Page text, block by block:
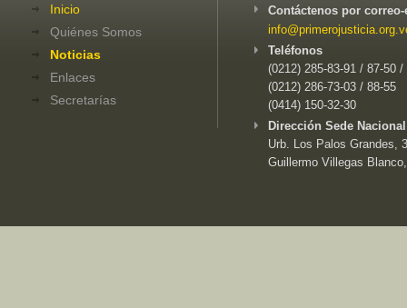
Inicio
Quiénes Somos
Noticias
Enlaces
Secretarías
Contáctenos por
Teléfonos
(0212) 285-83-91 / 87-50 /
(0212) 286-73-03 / 88-55
(0414) 150-32-30
Dirección Sede
Urb. Los Palos Grandes,
Guillermo Villegas